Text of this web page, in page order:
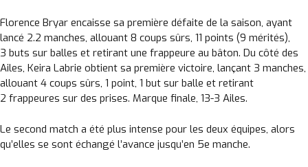
Florence Bryar encaisse sa première défaite de la saison, ayant
lancé 2.2 manches, allouant 8 coups sûrs, 11 points (9 mérités),
3 buts sur balles et retirant une frappeure au bâton. Du côté des
Ailes, Keira Labrie obtient sa première victoire, lançant 3 manches,
allouant 4 coups sûrs, 1 point, 1 but sur balle et retirant
2 frappeures sur des prises. Marque finale, 13-3 Ailes.
Le second match a été plus intense pour les deux équipes, alors
qu’elles se sont échangé l’avance jusqu’en 5e manche.